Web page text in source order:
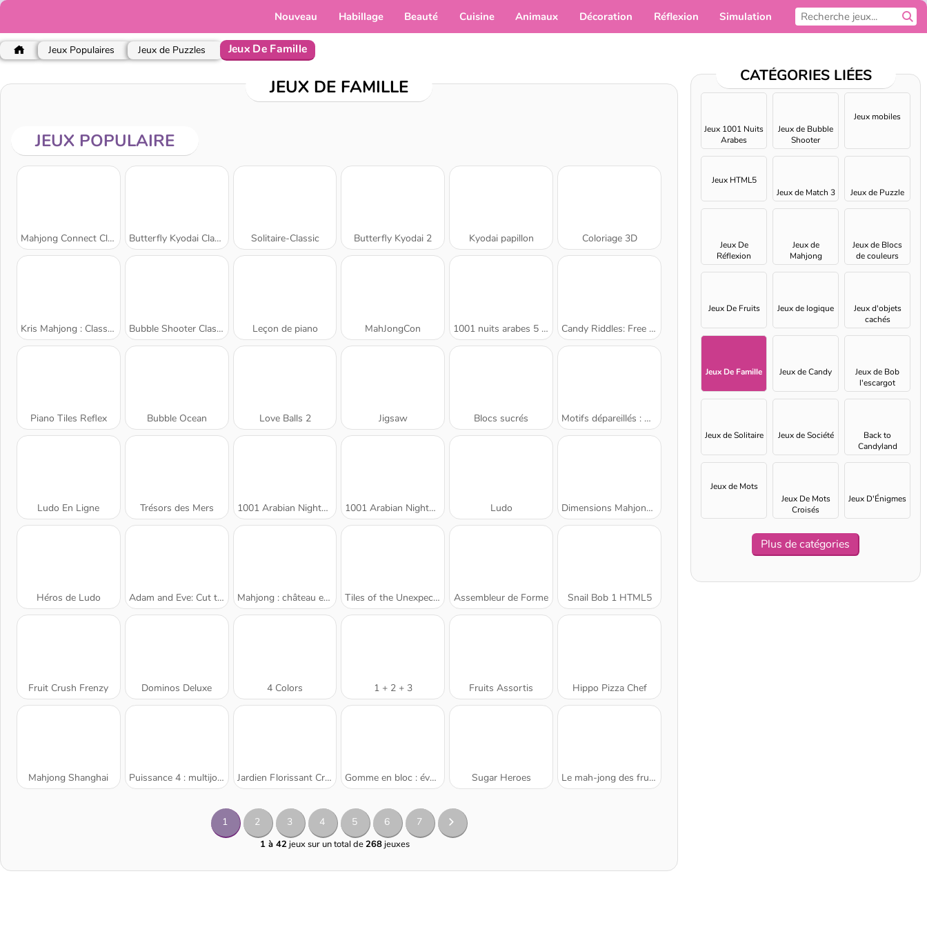
Nouveau Habillage Beauté Cuisine Animaux Décoration Réflexion Simulation
Jeux Populaires Jeux de Puzzles Jeux De Famille
JEUX DE FAMILLE
JEUX POPULAIRE
Mahjong Connect Classic Butterfly Kyodai Classic Solitaire-Classic Butterfly Kyodai 2 Kyodai papillon Coloriage 3D
Kris Mahjong : Classique Bubble Shooter Classic Leçon de piano MahJongCon 1001 nuits arabes 5 : Sinbad le marin Candy Riddles: Free Match 3 Puzzle
Piano Tiles Reflex Bubble Ocean Love Balls 2 Jigsaw Blocs sucrés Motifs dépareillés : Classique
Ludo En Ligne Trésors des Mers 1001 Arabian Nights 6: Alibaba & The Forty Thieves 1001 Arabian Nights 7 Ludo Dimensions Mahjong : 900 Secondes
Héros de Ludo Adam and Eve: Cut the Ropes Mahjong : château enneigé Tiles of the Unexpected Assembleur de Forme Snail Bob 1 HTML5
Fruit Crush Frenzy Dominos Deluxe 4 Colors 1 + 2 + 3 Fruits Assortis Hippo Pizza Chef
Mahjong Shanghai Puissance 4 : multijoueurs Jardien Florissant Crush Match 3 Gomme en bloc : évolution Sugar Heroes Le mah-jong des fruits
1 2 3 4 5 6 7
1 à 42jeux sur un total de268jeuxes
CATÉGORIES LIÉES
Jeux 1001 Nuits
Arabes
Jeux de Bubble
Shooter
Jeux mobiles
Jeux HTML5
Jeux de Match 3
Jeux de Puzzle
Jeux De
Réflexion
Jeux de
Mahjong
Jeux de Blocs
de couleurs
Jeux De Fruits Jeux de logique
Jeux d'objets
cachés
Jeux De Famille Jeux de Candy
Jeux de Bob
l'escargot
Jeux de Solitaire Jeux de Société
Back to
Candyland
Jeux de Mots
Jeux De Mots
Croisés
Jeux D'Énigmes
Plus de catégories